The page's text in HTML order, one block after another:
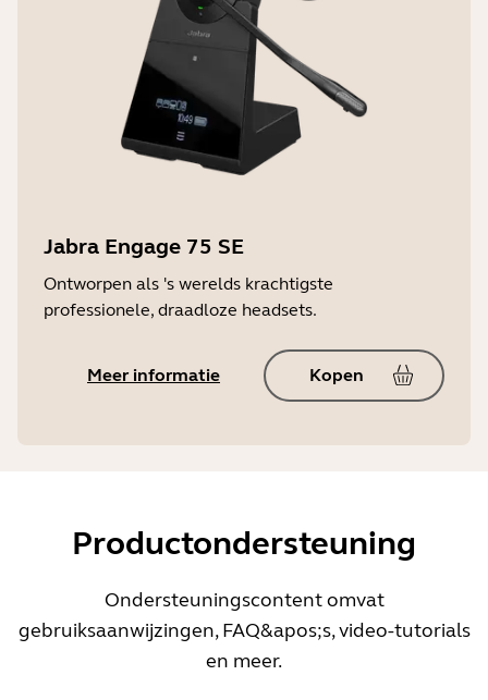
Jabra Engage 75 SE
Ontworpen als 's werelds krachtigste
professionele, draadloze headsets.
Meer informatie Kopen
Productondersteuning
Ondersteuningscontent omvat
gebruiksaanwijzingen, FAQ&apos;s, video-tutorials
en meer.